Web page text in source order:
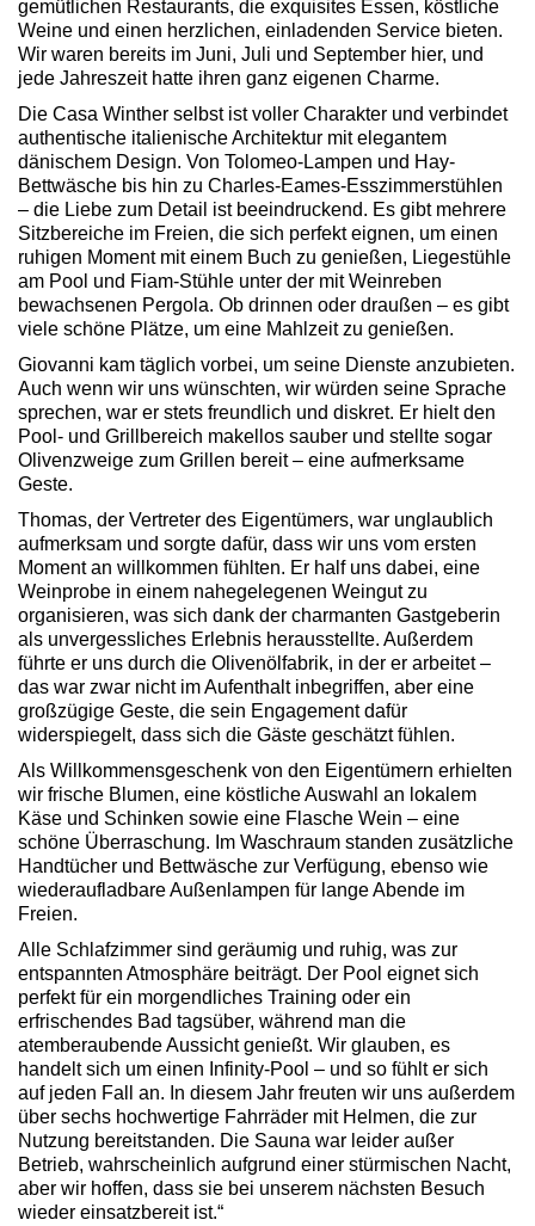
gemütlichen Restaurants, die exquisites Essen, köstliche
Weine und einen herzlichen, einladenden Service bieten.
Wir waren bereits im Juni, Juli und September hier, und
jede Jahreszeit hatte ihren ganz eigenen Charme.
Die Casa Winther selbst ist voller Charakter und verbindet
authentische italienische Architektur mit elegantem
dänischem Design. Von Tolomeo-Lampen und Hay-
Bettwäsche bis hin zu Charles-Eames-Esszimmerstühlen
– die Liebe zum Detail ist beeindruckend. Es gibt mehrere
Sitzbereiche im Freien, die sich perfekt eignen, um einen
ruhigen Moment mit einem Buch zu genießen, Liegestühle
am Pool und Fiam-Stühle unter der mit Weinreben
bewachsenen Pergola. Ob drinnen oder draußen – es gibt
viele schöne Plätze, um eine Mahlzeit zu genießen.
Giovanni kam täglich vorbei, um seine Dienste anzubieten.
Auch wenn wir uns wünschten, wir würden seine Sprache
sprechen, war er stets freundlich und diskret. Er hielt den
Pool- und Grillbereich makellos sauber und stellte sogar
Olivenzweige zum Grillen bereit – eine aufmerksame
Geste.
Thomas, der Vertreter des Eigentümers, war unglaublich
aufmerksam und sorgte dafür, dass wir uns vom ersten
Moment an willkommen fühlten. Er half uns dabei, eine
Weinprobe in einem nahegelegenen Weingut zu
organisieren, was sich dank der charmanten Gastgeberin
als unvergessliches Erlebnis herausstellte. Außerdem
führte er uns durch die Olivenölfabrik, in der er arbeitet –
das war zwar nicht im Aufenthalt inbegriffen, aber eine
großzügige Geste, die sein Engagement dafür
widerspiegelt, dass sich die Gäste geschätzt fühlen.
Als Willkommensgeschenk von den Eigentümern erhielten
wir frische Blumen, eine köstliche Auswahl an lokalem
Käse und Schinken sowie eine Flasche Wein – eine
schöne Überraschung. Im Waschraum standen zusätzliche
Handtücher und Bettwäsche zur Verfügung, ebenso wie
wiederaufladbare Außenlampen für lange Abende im
Freien.
Alle Schlafzimmer sind geräumig und ruhig, was zur
entspannten Atmosphäre beiträgt. Der Pool eignet sich
perfekt für ein morgendliches Training oder ein
erfrischendes Bad tagsüber, während man die
atemberaubende Aussicht genießt. Wir glauben, es
handelt sich um einen Infinity-Pool – und so fühlt er sich
auf jeden Fall an. In diesem Jahr freuten wir uns außerdem
über sechs hochwertige Fahrräder mit Helmen, die zur
Nutzung bereitstanden. Die Sauna war leider außer
Betrieb, wahrscheinlich aufgrund einer stürmischen Nacht,
aber wir hoffen, dass sie bei unserem nächsten Besuch
wieder einsatzbereit ist.“